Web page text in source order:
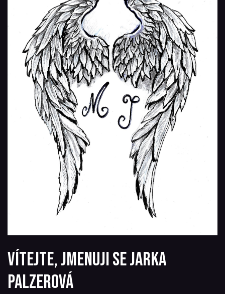
Vítejte, jmenuji se Jarka
Palzerová